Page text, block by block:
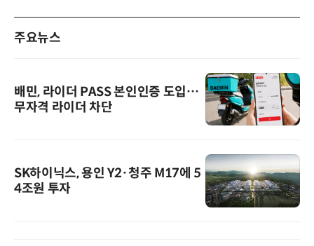
주요뉴스
배민, 라이더 PASS 본인인증 도입…
무자격 라이더 차단
SK하이닉스, 용인 Y2·청주 M17에 5
4조원 투자